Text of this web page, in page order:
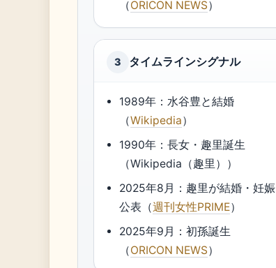
（ORICON NEWS）
3 タイムラインシグナル
1989年：水谷豊と結婚
（Wikipedia）
1990年：長女・趣里誕生
（Wikipedia（趣里））
2025年8月：趣里が結婚・妊娠
公表（週刊女性PRIME）
2025年9月：初孫誕生
（ORICON NEWS）